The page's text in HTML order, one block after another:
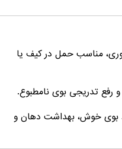
مناسب حمل در کیف یا
و رفع تدریجی بوی نامطبوع.
بوی خوش، بهداشت دهان و